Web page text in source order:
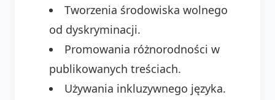
Tworzenia środowiska wolnego
od dyskryminacji.
Promowania różnorodności w
publikowanych treściach.
Używania inkluzywnego języka.